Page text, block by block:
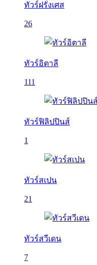
ทัวร์ฝรั่งเศส
26
ทัวร์อิตาลี
111
ทัวร์ฟิลิปปินส์
1
ทัวร์สเปน
21
ทัวร์สวีเดน
7